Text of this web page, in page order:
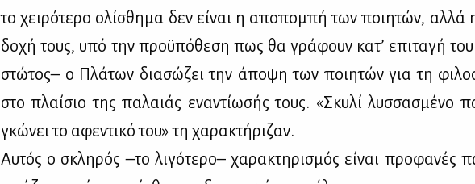
το χει­ρό­τε­ρο ολί­σθη­μα δεν εί­ναι η απο­πο­μπή των ποι­η­τών,
δο­χή τους, υπό την προ­ϋ­πό­θε­ση πως θα γρά­φουν κα­τ’ επι­τα­γή
στώ­τος– ο Πλά­των δια­σώ­ζει την άπο­ψη των ποι­η­τών για τη
στο πλαί­σιο της πα­λαιάς ενα­ντί­ω­σής τους. «Σκυ­λί λυσ­σα­σμέ­νο
γκώ­νει το αφε­ντι­κό του» τη χα­ρα­κτή­ρι­ζαν.
Αυ­τός ο σκλη­ρός –το λι­γό­τε­ρο– χα­ρα­κτη­ρι­σμός εί­ναι προ­φα­νές